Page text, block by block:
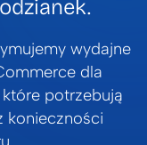
wydajne
dla
potrzebują
konieczności